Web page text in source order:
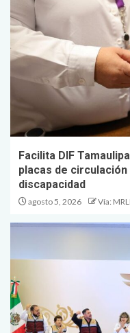
Facilita DIF
placas de
discapacidad
agosto 5, 2026 Vía: